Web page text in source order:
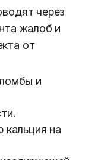
через
жалоб и
от
и
кальция на